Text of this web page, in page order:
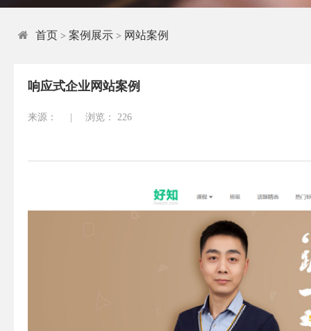
首页 > 案例展示> 网站案例
响应式企业网站案例
来源： | 浏览： 226